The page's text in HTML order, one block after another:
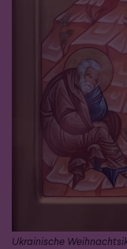
Ukrainische